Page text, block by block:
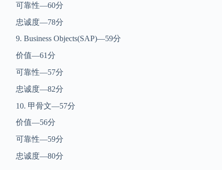
可靠性—60分
忠诚度—78分
9. Business Objects(SAP)—59分
价值—61分
可靠性—57分
忠诚度—82分
10. 甲骨文—57分
价值—56分
可靠性—59分
忠诚度—80分